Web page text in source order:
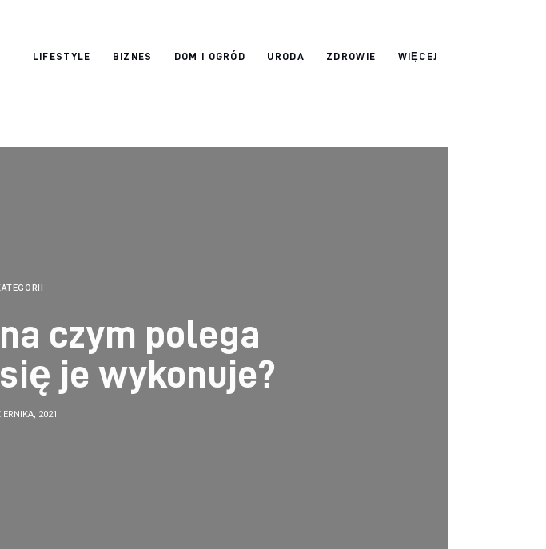
LIFESTYLE BIZNES DOM I OGRÓD URODA ZDROWIE WIĘCEJ
czym polega
je wykonuje?
2021